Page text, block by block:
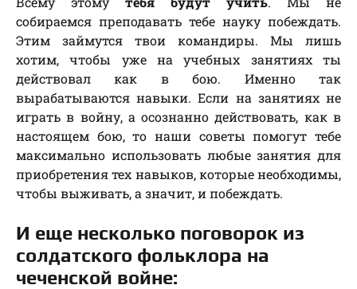
собираемся преподавать тебе науку побеждать.
Этим займутся твои командиры. Мы лишь
хотим, чтобы уже на учебных занятиях ты
действовал как в бою. Именно так
вырабатываются навыки. Если на занятиях не
играть в войну, а осознанно действовать, как в
настоящем бою, то наши советы помогут тебе
максимально использовать любые занятия для
приобретения тех навыков, которые необходимы,
чтобы выживать, а значит, и побеждать.
И еще несколько поговорок из
солдатского фольклора на
чеченской войне: